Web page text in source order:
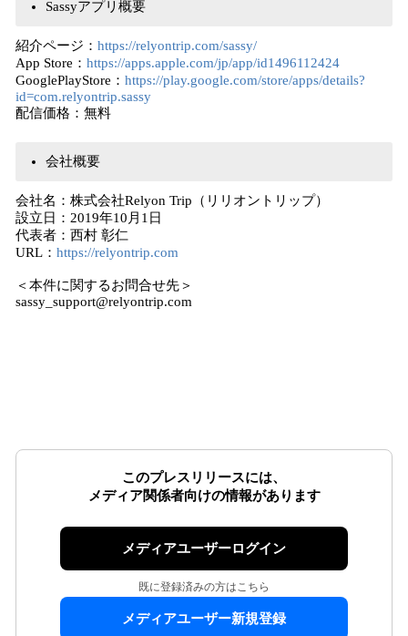
Sassyアプリ概要
紹介ページ： https://relyontrip.com/sassy/
App Store： https://apps.apple.com/jp/app/id1496112424
GooglePlayStore： https://play.google.com/store/apps/details?
id=com.relyontrip.sassy
配信価格：無料
会社概要
会社名：株式会社Relyon Trip（リリオントリップ）
設立日：2019年10月1日
代表者：西村 彰仁
URL： https://relyontrip.com
＜本件に関するお問合せ先＞
sassy_support@relyontrip.com
このプレスリリースには、
メディア関係者向けの情報があります
メディアユーザーログイン
既に登録済みの方はこちら
メディアユーザー新規登録